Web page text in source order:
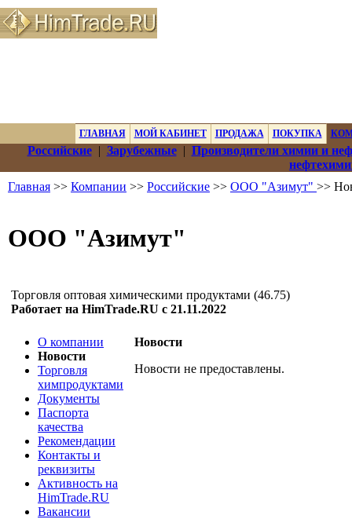
ГЛАВНАЯ МОЙ КАБИНЕТ ПРОДАЖА ПОКУПКА
Российские| Зарубежные| Производители химии и
Главная >> Компании >> Российские >> ООО "Азимут" >>
ООО "Азимут"
Торговля оптовая химическими продуктами (46.75)
Работает на HimTrade.RU с 21.11.2022
О компании
Новости
Торговля
химпродуктами
Документы
Паспорта
качества
Рекомендации
Контакты и
реквизиты
Активность на
HimTrade.RU
Вакансии
Новости
Новости не предоставлены.